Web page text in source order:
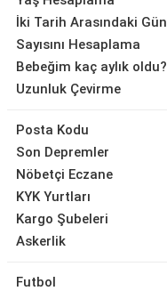
İki Tarih Arasındaki Gün
Sayısını Hesaplama
Bebeğim kaç aylık oldu?
Uzunluk Çevirme
Posta Kodu
Son Depremler
Nöbetçi Eczane
KYK Yurtları
Kargo Şubeleri
Askerlik
Futbol